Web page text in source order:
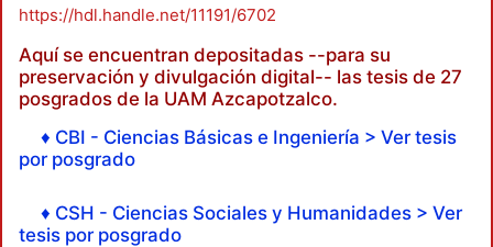
https://hdl.handle.net/11191/6702
Aquí se encuentran depositadas --para su
preservación y divulgación digital-- las tesis de 27
posgrados de la UAM Azcapotzalco.
♦ CBI - Ciencias Básicas e Ingeniería > Ver tesis
por posgrado
♦ CSH - Ciencias Sociales y Humanidades > Ver
tesis por posgrado